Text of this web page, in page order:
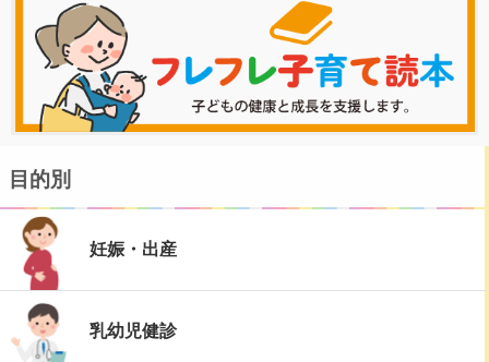
目的別
妊娠・出産
乳幼児健診